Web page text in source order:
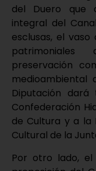
del Duero que
integral del
esclusas, el
patrimoniales
preservación
medioambiental
Diputación
Confederación
de Cultura y a la
Cultural de la
Por otro lado,